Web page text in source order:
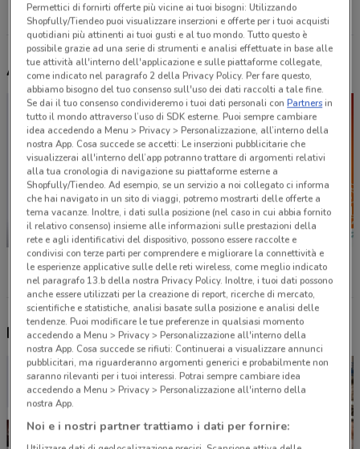
Tutti i negozi Leroy Merlin
Altri volantini nelle vicinanze
-2 GIORNI
Unieuro
-2 GIORNI
MD Conad
Nuovi prodotti da provare
Permettici di fornirti offerte più vicine ai tuoi bisogni: Utilizzando
Shopfully/Tiendeo puoi visualizzare inserzioni e offerte per i tuoi acquisti
quotidiani più attinenti ai tuoi gusti e al tuo mondo. Tutto questo è
possibile grazie ad una serie di strumenti e analisi effettuate in base alle
tue attività all'interno dell'applicazione e sulle piattaforme collegate,
come indicato nel paragrafo 2 della Privacy Policy. Per fare questo,
abbiamo bisogno del tuo consenso sull'uso dei dati raccolti a tale fine.
Se dai il tuo consenso condivideremo i tuoi dati personali conPartnersin
tutto il mondo attraverso l’uso di SDK esterne. Puoi sempre cambiare
idea accedendo a Menu > Privacy > Personalizzazione, all’interno della
nostra App. Cosa succede se accetti: Le inserzioni pubblicitarie che
visualizzerai all'interno dell’app potranno trattare di argomenti relativi
alla tua cronologia di navigazione su piattaforme esterne a
Shopfully/Tiendeo. Ad esempio, se un servizio a noi collegato ci informa
che hai navigato in un sito di viaggi, potremo mostrarti delle offerte a
tema vacanze. Inoltre, i dati sulla posizione (nel caso in cui abbia fornito
il relativo consenso) insieme alle informazioni sulle prestazioni della
rete e agli identificativi del dispositivo, possono essere raccolte e
condivisi con terze parti per comprendere e migliorare la connettività e
le esperienze applicative sulle delle reti wireless, come meglio indicato
nel paragrafo 13.b della nostra Privacy Policy. Inoltre, i tuoi dati possono
anche essere utilizzati per la creazione di report, ricerche di mercato,
scientifiche e statistiche, analisi basate sulla posizione e analisi delle
tendenze. Puoi modificare le tue preferenze in qualsiasi momento
accedendo a Menu > Privacy > Personalizzazione all'interno della
nostra App. Cosa succede se rifiuti: Continuerai a visualizzare annunci
pubblicitari, ma riguarderanno argomenti generici e probabilmente non
saranno rilevanti per i tuoi interessi. Potrai sempre cambiare idea
accedendo a Menu > Privacy > Personalizzazione all'interno della
nostra App.
Noi e i nostri partner trattiamo i dati per fornire: